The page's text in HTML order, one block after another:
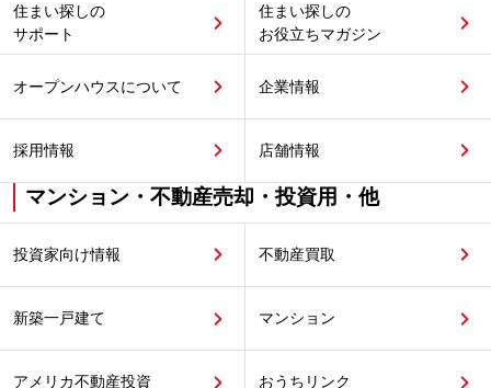
住まい探しの
サポート
住まい探しの
お役立ちマガジン
オープンハウスについて 企業情報
採用情報 店舗情報
マンション・不動産売却・投資用・他
投資家向け情報 不動産買取
新築一戸建て マンション
アメリカ不動産投資 おうちリンク